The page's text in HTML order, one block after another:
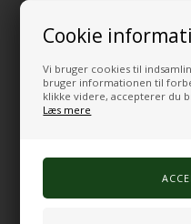
Cookie
Vi bruger cookies til
bruger informationen til
klikke videre, accepterer du
Læs mere